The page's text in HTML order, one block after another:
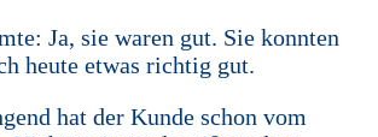
Ja, sie waren gut. Sie konnten
heute etwas richtig gut.
hat der Kunde schon vom